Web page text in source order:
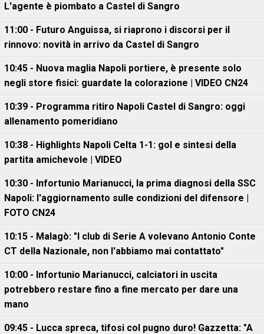
L'agente è piombato a Castel di Sangro
11:00 - Futuro Anguissa, si riaprono i discorsi per il
rinnovo: novità in arrivo da Castel di Sangro
10:45 - Nuova maglia Napoli portiere, è presente solo
negli store fisici: guardate la colorazione | VIDEO CN24
10:39 - Programma ritiro Napoli Castel di Sangro: oggi
allenamento pomeridiano
10:38 - Highlights Napoli Celta 1-1: gol e sintesi della
partita amichevole | VIDEO
10:30 - Infortunio Marianucci, la prima diagnosi della SSC
Napoli: l'aggiornamento sulle condizioni del difensore |
FOTO CN24
10:15 - Malagò: "I club di Serie A volevano Antonio Conte
CT della Nazionale, non l'abbiamo mai contattato"
10:00 - Infortunio Marianucci, calciatori in uscita
potrebbero restare fino a fine mercato per dare una
mano
09:45 - Lucca spreca, tifosi col pugno duro! Gazzetta: "A